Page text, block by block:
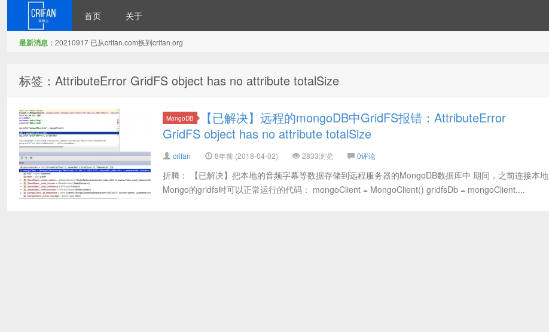
首页 关于
最新消息： 20210917 已从crifan.com换到crifan.org
标签：AttributeError GridFS object has no attribute totalSize
MongoDB
【已解决】远程的mongoDB中GridFS报错：AttributeError
GridFS object has no attribute totalSize
crifan 8年前 (2018-04-02) 2833浏览 0评论
折腾： 【已解决】把本地的音频字幕等数据存储到远程服务器的MongoDB数据库中 期间，之前连接本地
Mongo的gridfs时可以正常运行的代码： mongoClient = MongoClient() gridfsDb = mongoClient....